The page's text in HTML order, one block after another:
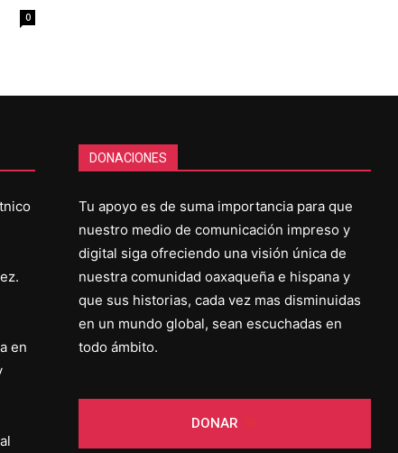
0
en
DONACIONES
Tu apoyo es de suma importancia para que
nuestro medio de comunicación impreso y
digital siga ofreciendo una visión única de
nuestra comunidad oaxaqueña e hispana y
que sus historias, cada vez mas disminuidas
en un mundo global, sean escuchadas en
todo ámbito.
DONAR